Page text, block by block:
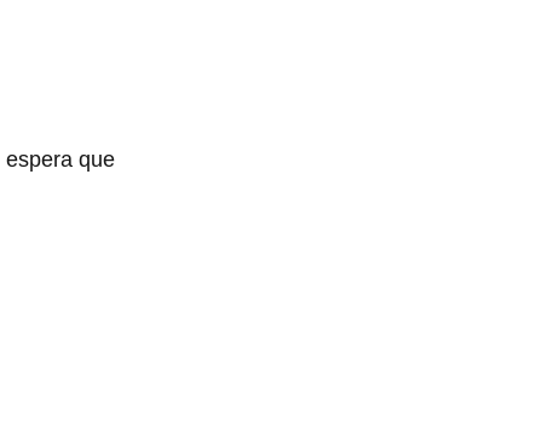
que